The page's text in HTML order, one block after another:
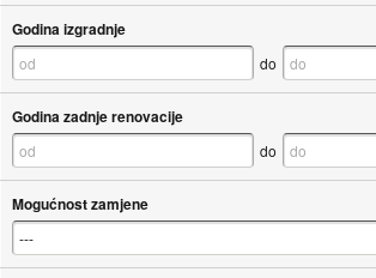
Godina izgradnje
do
Godina zadnje renovacije
do
Mogućnost zamjene